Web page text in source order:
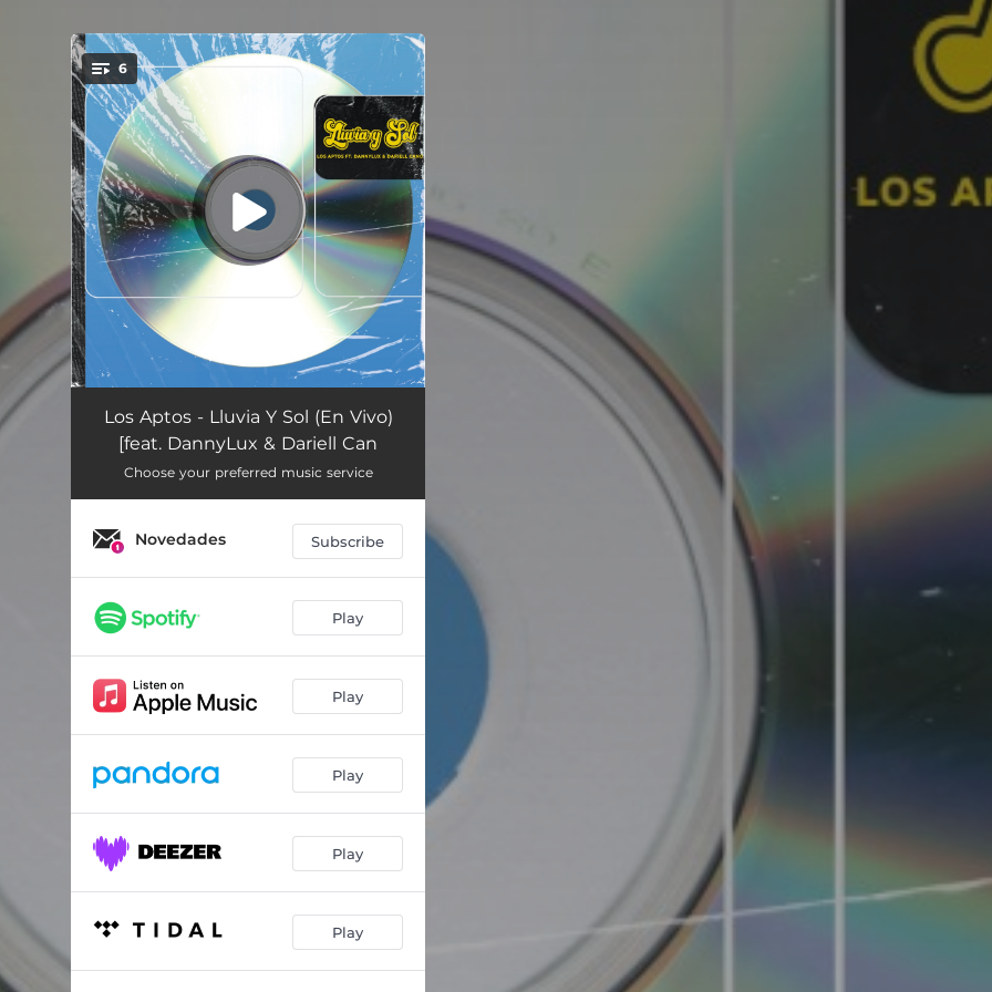
You're all set!
6
Canción Pa Ti (En Vivo) 04:14
Me Voy Contigo (En Vivo) 03:16
Mi Amor (En Vivo) 03:22
Noches Sin Ti (En Vivo) 04:49
Te Quiero Aquí 03:10
Los Aptos - Lluvia Y Sol (En Vivo)
[feat. DannyLux & Dariell Can
Choose your preferred music service
Novedades Subscribe
Play
Play
Play
Play
Play